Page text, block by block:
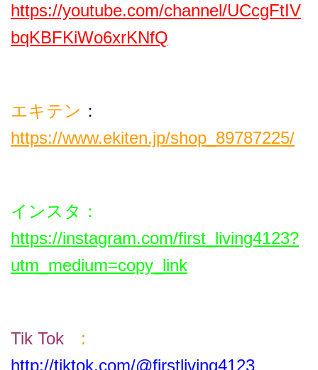
https://youtube.com/channel/UCcgFtIV
bqKBFKiWo6xrKNfQ
エキテン ：
https://www.ekiten.jp/shop_89787225/
インスタ ：
https://instagram.com/first_living4123?
utm_medium=copy_link
Tik Tok :
http://tiktok.com/@firstliving4123